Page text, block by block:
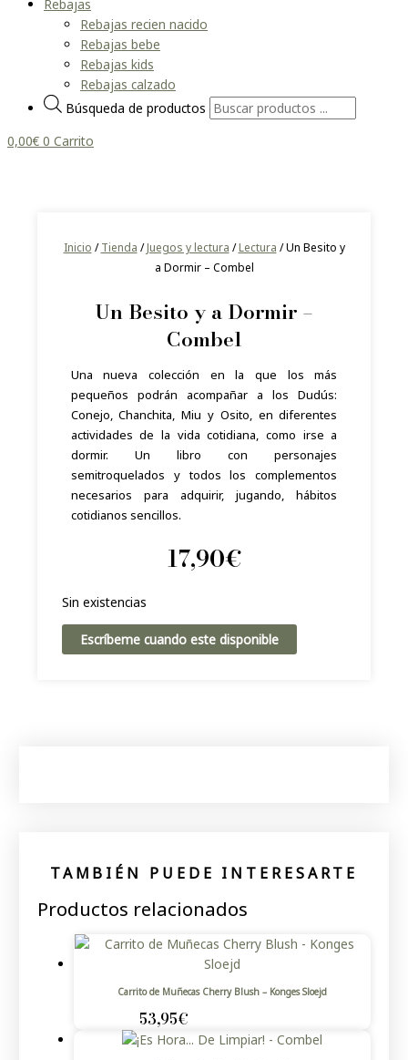
Rebajas
Rebajas recien nacido
Rebajas bebe
Rebajas kids
Rebajas calzado
Búsqueda de productos
0,00€ 0 Carrito
Inicio /Tienda /Juegos y lectura /Lectura / Un Besito y
a Dormir – Combel
Un Besito y a Dormir –
Combel
Una nueva colección en la que los más
pequeños podrán acompañar a los Dudús:
Conejo, Chanchita, Miu y Osito, en diferentes
actividades de la vida cotidiana, como irse a
dormir. Un libro con personajes
semitroquelados y todos los complementos
necesarios para adquirir, jugando, hábitos
cotidianos sencillos.
17,90€
Sin existencias
Escríbeme cuando este disponible
TAMBIÉN PUEDE INTERESARTE
Productos relacionados
Carrito de Muñecas Cherry Blush – Konges Sloejd
53,95€